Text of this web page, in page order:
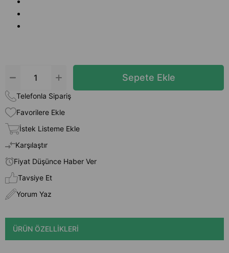
Telefonla Sipariş
Favorilere Ekle
İstek Listeme Ekle
Karşılaştır
Fiyat Düşünce Haber Ver
Tavsiye Et
Yorum Yaz
ÜRÜN ÖZELLIKLERI